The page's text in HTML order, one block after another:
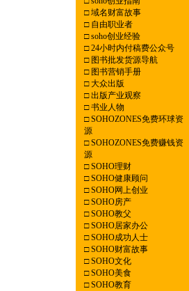
□域名财富故事
□自由职业者
□soho创业经验
□24小时内付稿费公众号
□图书批发货源导航
□图书营销手册
□大众出版
□出版产业观察
□书业人物
□SOHOZONES免费环球资
源
□SOHOZONES免费赚钱资
源
□SOHO理财
□SOHO健康顾问
□SOHO网上创业
□SOHO房产
□SOHO教父
□SOHO居家办公
□SOHO成功人士
□SOHO财富故事
□SOHO文化
□SOHO美食
□SOHO教育